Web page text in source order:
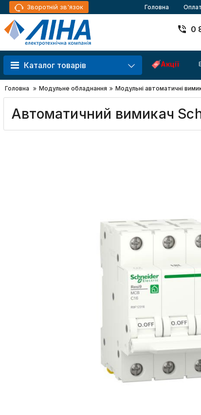
Зворотній зв'язок Головна
0
Каталог товарів Акції
Головна Модульне обладнання Модульні автоматичні
Автоматичний вимикач